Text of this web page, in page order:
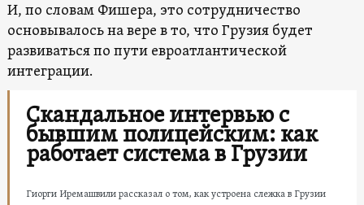
И, по словам Фишера, это сотрудничество
основывалось на вере в то, что Грузия будет
развиваться по пути евроатлантической
интеграции.
Скандальное интервью с
бывшим полицейским: как
работает система в Грузии
Гиорги Иремашвили рассказал о том, как устроена слежка в Грузии